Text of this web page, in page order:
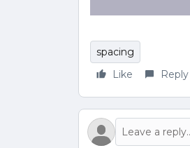
spacing
Like
Reply